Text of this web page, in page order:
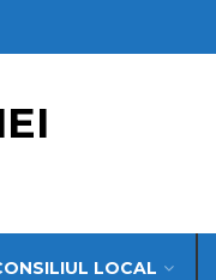
LOCAL